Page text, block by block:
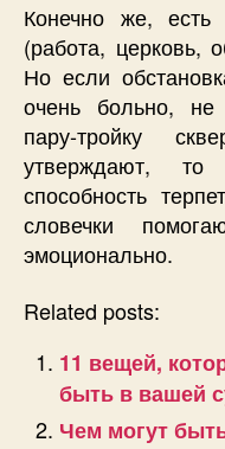
Конечно же, есть
(работа, церковь,
Но если
очень больно, не
пару-тройку
утверждают,
способность
словечки
эмоционально.
Related posts:
11 вещей,
быть в вашей
Чем могут